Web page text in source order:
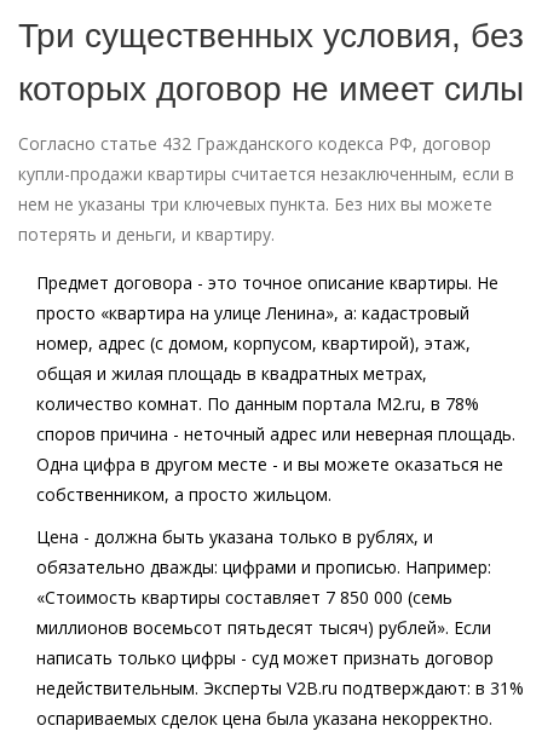
Три существенных условия, без
которых договор не имеет силы
Согласно статье 432 Гражданского кодекса РФ, договор
купли-продажи квартиры считается незаключенным, если в
нем не указаны три ключевых пункта. Без них вы можете
потерять и деньги, и квартиру.
Предмет договора - это точное описание квартиры. Не
просто «квартира на улице Ленина», а: кадастровый
номер, адрес (с домом, корпусом, квартирой), этаж,
общая и жилая площадь в квадратных метрах,
количество комнат. По данным портала M2.ru, в 78%
споров причина - неточный адрес или неверная площадь.
Одна цифра в другом месте - и вы можете оказаться не
собственником, а просто жильцом.
Цена - должна быть указана только в рублях, и
обязательно дважды: цифрами и прописью. Например:
«Стоимость квартиры составляет 7 850 000 (семь
миллионов восемьсот пятьдесят тысяч) рублей». Если
написать только цифры - суд может признать договор
недействительным. Эксперты V2B.ru подтверждают: в 31%
оспариваемых сделок цена была указана некорректно.